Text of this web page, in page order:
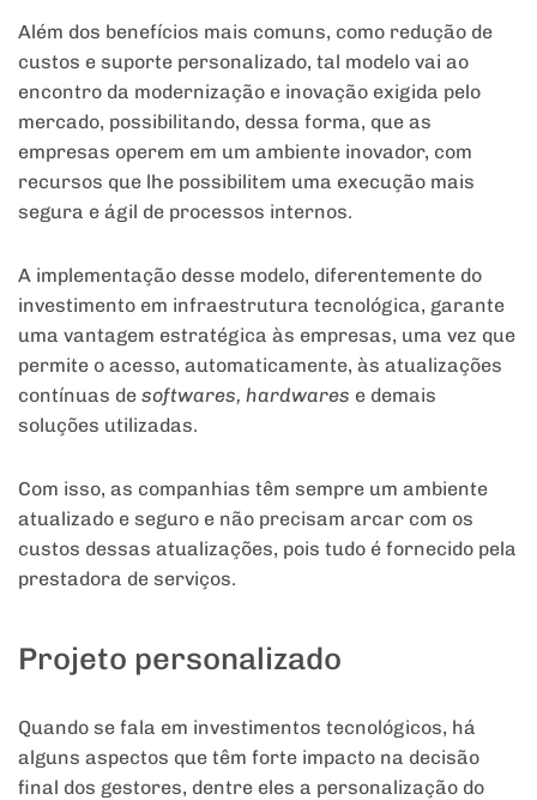
Além dos benefícios mais comuns, como redução de
custos e suporte personalizado, tal modelo vai ao
encontro da modernização e inovação exigida pelo
mercado, possibilitando, dessa forma, que as
empresas operem em um ambiente inovador, com
recursos que lhe possibilitem uma execução mais
segura e ágil de processos internos.
A implementação desse modelo, diferentemente do
investimento em infraestrutura tecnológica, garante
uma vantagem estratégica às empresas, uma vez que
permite o acesso, automaticamente, às atualizações
contínuas de softwares, hardwares e demais
soluções utilizadas.
Com isso, as companhias têm sempre um ambiente
atualizado e seguro e não precisam arcar com os
custos dessas atualizações, pois tudo é fornecido pela
prestadora de serviços.
Projeto personalizado
Quando se fala em investimentos tecnológicos, há
alguns aspectos que têm forte impacto na decisão
final dos gestores, dentre eles a personalização do